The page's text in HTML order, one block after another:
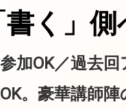
書く」
加OK／過去
。豪華講師